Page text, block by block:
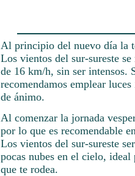
Al principio del nuevo día la
Los vientos del sur-sureste
de 16 km/h, sin ser intensos.
recomendamos emplear
de ánimo.
Al comenzar la jornada
por lo que es recomendable
Los vientos del sur-sureste
pocas nubes en el cielo,
que te rodea.